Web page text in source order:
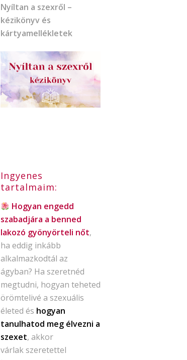
Nyíltan a szexről –
kézikönyv és
kártyamellékletek
Ingyenes
tartalmaim:
Hogyan engedd
szabadjára a benned
lakozó gyönyörteli nőt,
ha eddig inkább
alkalmazkodtál az
ágyban? Ha szeretnéd
megtudni, hogyan teheted
örömtelivé a szexuális
életed és hogyan
tanulhatod meg élvezni a
szexet, akkor
várlak szeretettel